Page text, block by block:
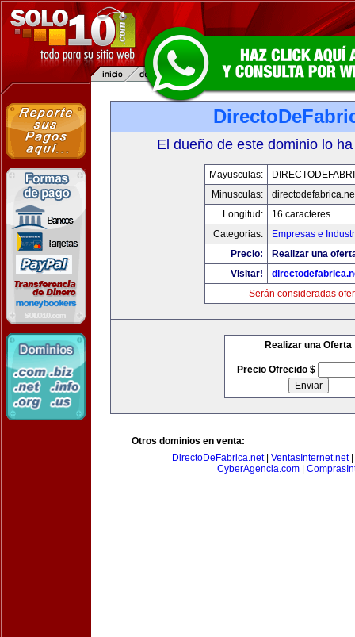
El dueño de este dominio lo
Mayusculas:
Minusculas:
Longitud:
16 caracteres
Categorias:
Empresas e
Precio:
Realizar una
Visitar!
Serán consideradas
Realizar una Oferta
Precio Ofrecido $
Otros dominios en venta:
DirectoDeFabrica.net| VentasInternet.net|
CyberAgencia.com